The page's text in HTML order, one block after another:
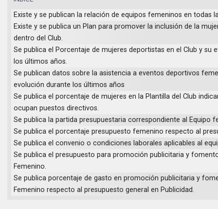
Existe y se publican la relación de equipos femeninos en todas
Existe y se publica un Plan para promover la inclusión de la
dentro del Club.
Se publica el Porcentaje de mujeres deportistas en el Club y su
los últimos años.
Se publican datos sobre la asistencia a eventos deportivos
evolución durante los últimos años
Se publica el porcentaje de mujeres en la Plantilla del Club
ocupan puestos directivos.
Se publica la partida presupuestaria correspondiente al Equipo
Se publica el porcentaje presupuesto femenino respecto al
Se publica el convenio o condiciones laborales aplicables al
Se publica el presupuesto para promoción publicitaria y
Femenino.
Se publica porcentaje de gasto en promoción publicitaria y
Femenino respecto al presupuesto general en Publicidad.